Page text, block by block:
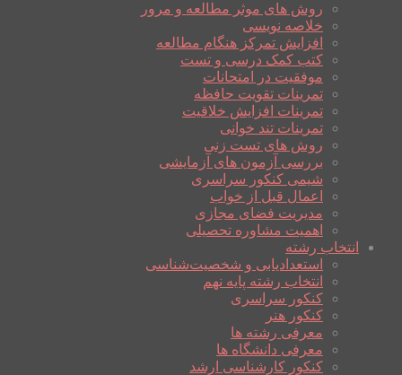
روش های موثر مطالعه و مرور
خلاصه نویسی
افزایش تمرکز هنگام مطالعه
کتب کمک درسی و تست
موفقیت در امتحانات
تمرینات تقویت حافظه
تمرینات افزایش خلاقیت
تمرینات تند خوانی
روش های تست زنی
بررسی آزمون های آزمایشی
شیمی کنکور سراسری
اعمال قبل از خواب
مدیریت فضای مجازی
اهمیت مشاوره تحصیلی
انتخاب رشته
استعدادیابی و شخصیت‌شناسی
انتخاب رشته پایه نهم
کنکور سراسری
کنکور هنر
معرفی رشته ها
معرفی دانشگاه ها
کنکور کارشناسی ارشد